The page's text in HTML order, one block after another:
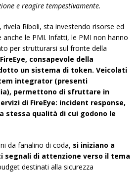
e reagire tempestivamente.
rivela Riboli, sta investendo risorse ed
anche le PMI. Infatti, le PMI non hanno
per strutturarsi sul fronte della
FireEye, consapevole della
un sistema di token. Veicolati
integrator (presenti
permettono di sfruttare in
di FireEye: incident response,
stessa qualità di cui godono le
da fanalino di coda, si iniziano a
segnali di attenzione verso il tema
destinati alla sicurezza